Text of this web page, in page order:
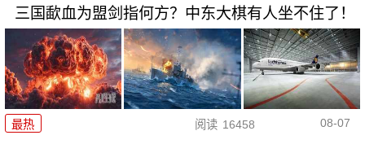
三国歃血为盟剑指何方？中东大棋有人坐不住了！
最热 阅读 16458 08-07